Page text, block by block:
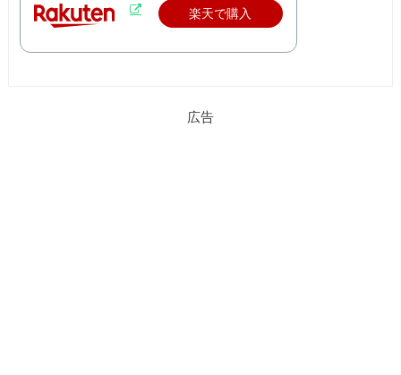
楽天で購入
広告